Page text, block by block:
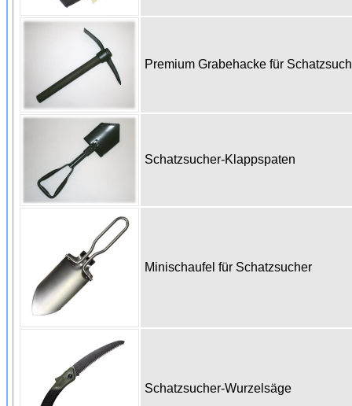
Premium Grabehacke für
Schatzsucher-Klappspaten
Minischaufel für Schatzsucher
Schatzsucher-Wurzelsäge